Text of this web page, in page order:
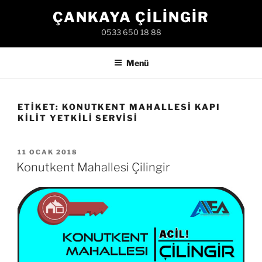
ÇANKAYA ÇILINGIR
0533 650 18 88
Menü
ETIKET: KONUTKENT MAHALLESI KAPI
KILIT YETKILI SERVISI
YAYIM
TARIHI
11 OCAK 2018
Konutkent Mahallesi Çilingir